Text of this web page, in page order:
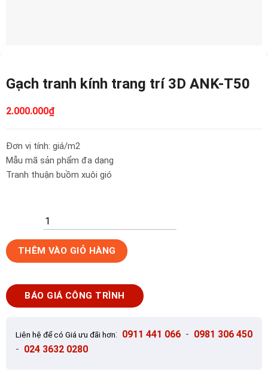
Gạch tranh kính trang trí 3D ANK-T50
2.000.000₫
Đơn vị tính: giá/m2
Mẫu mã sản phẩm đa dạng
Tranh thuận buồm xuôi gió
Gạch
tranh
trang
trí
THÊM VÀO GIỎ HÀNG
BÁO GIÁ CÔNG TRÌNH
Liên hệ để có Giá ưu đãi hơn: 0911 441 066 - 0981 306 450
- 024 3632 0280